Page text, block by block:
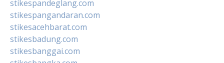
stikespandeglang.com
stikespangandaran.com
stikesacehbarat.com
stikesbadung.com
stikesbanggai.com